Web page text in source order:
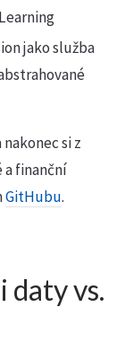
jako služba
si z
finanční
GitHubu.
vs.